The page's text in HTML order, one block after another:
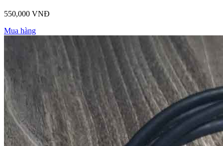
550,000 VNĐ
Mua hàng